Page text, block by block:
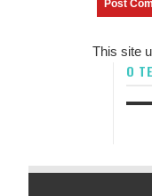
This site
O